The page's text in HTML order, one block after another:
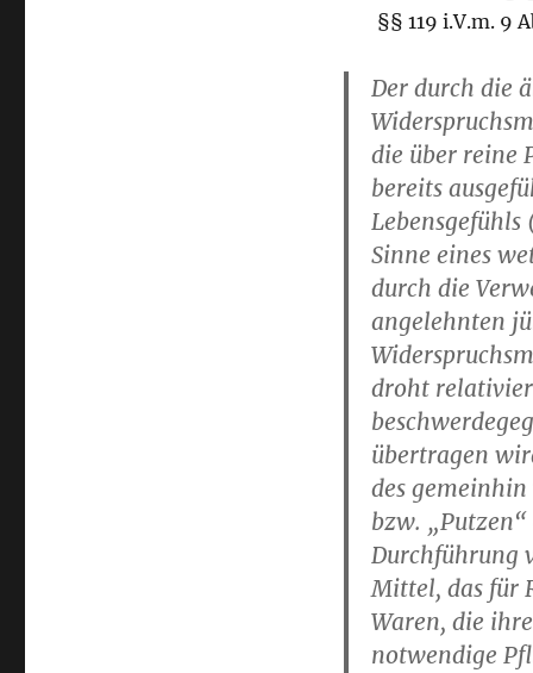
§§ 119 i.V.m. 9
Der durch die
die über reine
bereits
Sinne eines
durch die
angelehnten
droht
übertragen
des
bzw.
Durchführung
Mittel, das für
Waren, die
notwendige